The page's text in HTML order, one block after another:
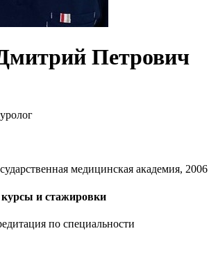
Петрович
медицинская академия, 2006
и стажировки
по специальности